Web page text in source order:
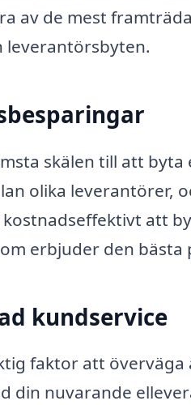
av de mest
leverantörsbyten.
skälen till att
olika leverantörer,
att
erbjuder den
kundservice
faktor att
din nuvarande